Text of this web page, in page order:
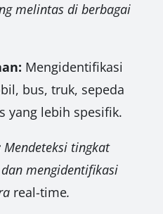
melintas di berbagai
Mengidentifikasi
bus, truk, sepeda
yang lebih spesifik.
Mendeteksi tingkat
mengidentifikasi
real-time.